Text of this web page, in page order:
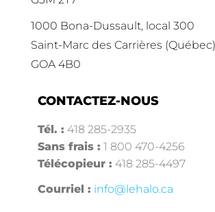
G3M 2T7
1000 Bona-Dussault, local 300
Saint-Marc des Carrières (Québec)
GOA 4B0
CONTACTEZ-NOUS
Tél. : 418 285-2935
Sans frais : 1 800 470-4256
Télécopieur : 418 285-4497
Courriel : info@lehalo.ca